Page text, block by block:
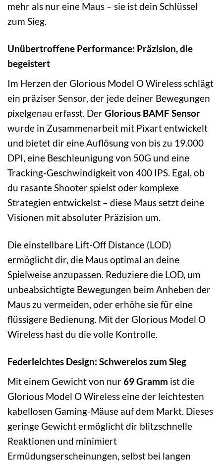
mehr als nur eine Maus – sie ist dein Schlüssel
zum Sieg.
Unübertroffene Performance: Präzision, die
begeistert
Im Herzen der Glorious Model O Wireless schlägt
ein präziser Sensor, der jede deiner Bewegungen
pixelgenau erfasst. DerGlorious BAMF Sensor
wurde in Zusammenarbeit mit Pixart entwickelt
und bietet dir eine Auflösung von bis zu 19.000
DPI, eine Beschleunigung von 50G und eine
Tracking-Geschwindigkeit von 400 IPS. Egal, ob
du rasante Shooter spielst oder komplexe
Strategien entwickelst – diese Maus setzt deine
Visionen mit absoluter Präzision um.
Die einstellbare Lift-Off Distance (LOD)
ermöglicht dir, die Maus optimal an deine
Spielweise anzupassen. Reduziere die LOD, um
unbeabsichtigte Bewegungen beim Anheben der
Maus zu vermeiden, oder erhöhe sie für eine
flüssigere Bedienung. Mit der Glorious Model O
Wireless hast du die volle Kontrolle.
Federleichtes Design: Schwerelos zum Sieg
Mit einem Gewicht von nur69 Gramm ist die
Glorious Model O Wireless eine der leichtesten
kabellosen Gaming-Mäuse auf dem Markt. Dieses
geringe Gewicht ermöglicht dir blitzschnelle
Reaktionen und minimiert
Ermüdungserscheinungen, selbst bei langen